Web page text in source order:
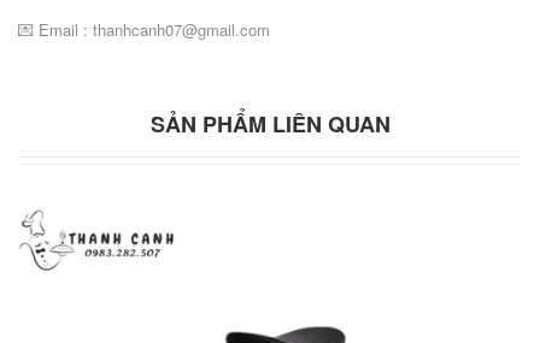
💌 Email : thanhcanh07@gmail.com
SẢN PHẨM LIÊN QUAN